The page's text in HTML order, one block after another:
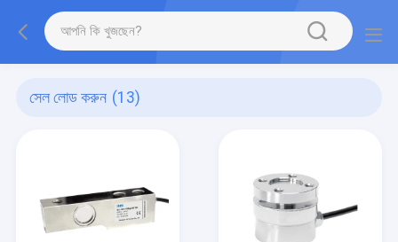
সেল লোড করুন (13)